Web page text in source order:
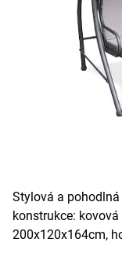
Stylová a
konstrukce:
200x120x164cm,